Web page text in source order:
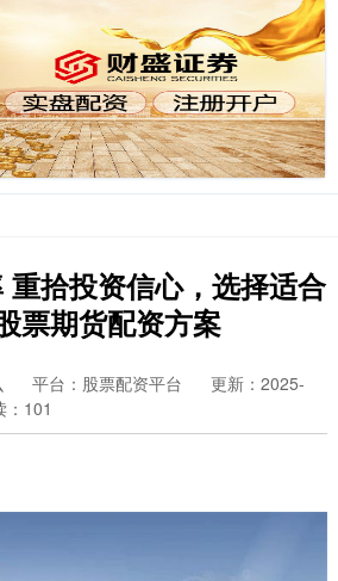
重拾投资信心，选择适合
票期货配资方案
平台：股票配资平台
更新：2025-
：101